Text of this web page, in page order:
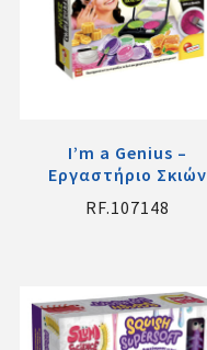
I’m a Genius –
Εργαστήριο Σκιών
RF.107148